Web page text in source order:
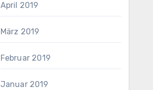
April 2019
März 2019
Februar 2019
Januar 2019